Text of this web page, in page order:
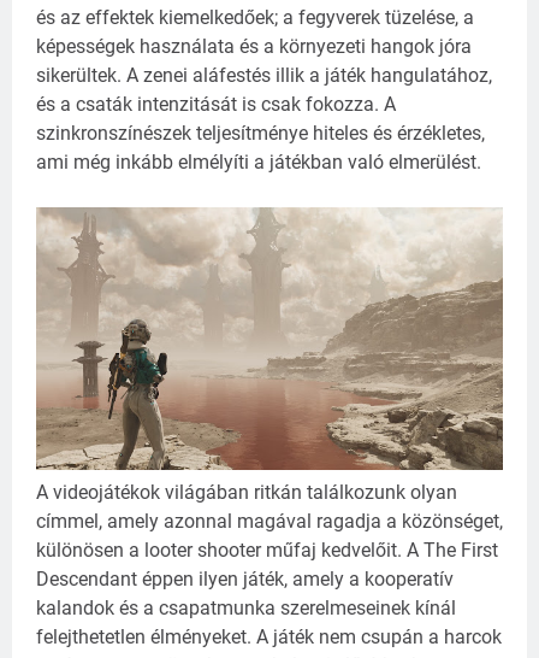
és az effektek kiemelkedőek; a fegyverek tüzelése, a
képességek használata és a környezeti hangok jóra
sikerültek. A zenei aláfestés illik a játék hangulatához,
és a csaták intenzitását is csak fokozza. A
szinkronszínészek teljesítménye hiteles és érzékletes,
ami még inkább elmélyíti a játékban való elmerülést.
A videojátékok világában ritkán találkozunk olyan
címmel, amely azonnal magával ragadja a közönséget,
különösen a looter shooter műfaj kedvelőit. A The First
Descendant éppen ilyen játék, amely a kooperatív
kalandok és a csapatmunka szerelmeseinek kínál
felejthetetlen élményeket. A játék nem csupán a harcok